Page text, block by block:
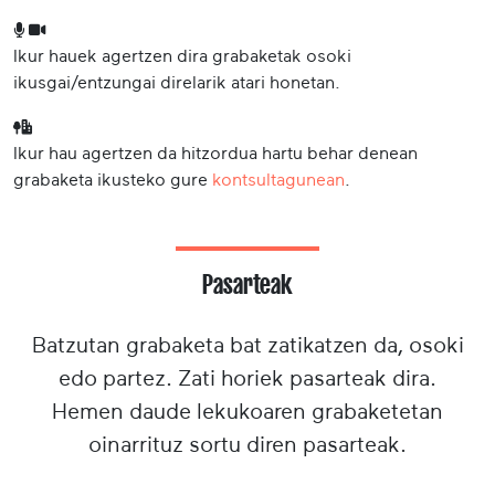
Ikur hauek agertzen dira grabaketak osoki
ikusgai/entzungai direlarik atari honetan.
Ikur hau agertzen da hitzordua hartu behar denean
grabaketa ikusteko gure kontsultagunean
Pasarteak
Batzutan grabaketa bat zatikatzen da, osoki
edo partez. Zati horiek pasarteak dira.
Hemen daude lekukoaren grabaketetan
oinarrituz sortu diren pasarteak.